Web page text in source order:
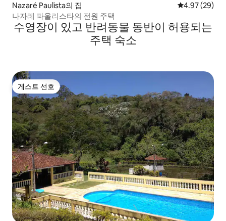
Nazaré Paulista의 집 평점 4.97점(5
4.97 (29)
나자레 파울리스타의 전원 주택
수영장이 있고 반려동물 동반이 허용되는
주택 숙소
게스트 선호
게스트 선호